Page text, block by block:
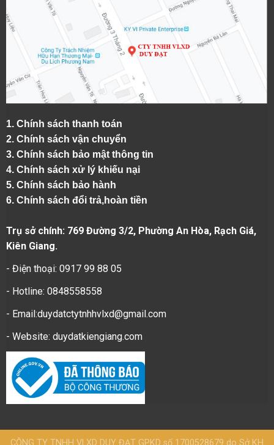
1. Chính sách thanh toán
2. Chính sách vận chuyển
3. Chính sách bảo mật thông tin
4. Chính sách xử lý khiếu nại
5. Chính sách bảo hành
6. Chính sách đổi trả,hoàn tiền
Trụ sở chính: 769 Đường 3/2, Phường An Hòa, Rạch Giá,
Kiên Giang.
- Điện thoại: 0917 99 88 05
- Hotline: 0848558558
- Email:duydatctytnhhvlxd@gmail.com
- Website: duydatkiengiang.com
CÔNG TY TNHH VLXD DUY ĐẠT GPKD số 1700528679 do Sở KH